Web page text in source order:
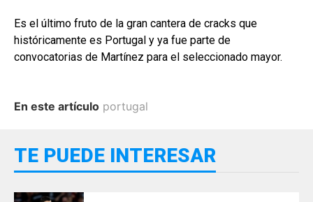
Es el último fruto de la gran cantera de cracks que
históricamente es Portugal y ya fue parte de
convocatorias de Martínez para el seleccionado mayor.
En este artículo portugal
TE PUEDE INTERESAR